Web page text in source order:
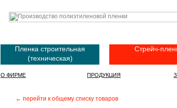
Пленка строительная
(техническая)
Стрейч-
О ФИРМЕ ПРОДУКЦИЯ
← перейти к общему списку товаров